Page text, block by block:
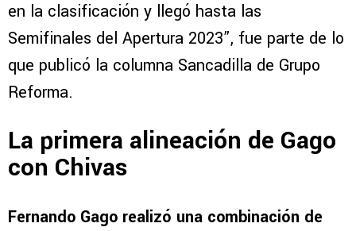
en la clasificación y llegó hasta las
Semifinales del Apertura 2023”, fue parte de lo
que publicó la columna Sancadilla de Grupo
Reforma.
La primera alineación de Gago
con Chivas
Fernando Gago realizó una combinación de